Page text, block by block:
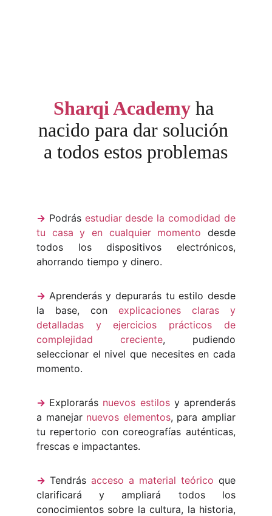
Sharqi Academy ha
nacido para dar solución
a todos estos problemas
-> Podrás estudiar desde la comodidad de
tu casa y en cualquier momento desde
todos los dispositivos electrónicos,
ahorrando tiempo y dinero.
-> Aprenderás y depurarás tu estilo desde
la base, con explicaciones claras y
detalladas y ejercicios prácticos de
complejidad creciente, pudiendo
seleccionar el nivel que necesites en cada
momento.
-> Explorarás nuevos estilosy aprenderás
a manejar nuevos elementos, para ampliar
tu repertorio con coreografías auténticas,
frescas e impactantes.
-> Tendrás acceso a material teórico que
clarificará y ampliará todos los
conocimientos sobre la cultura, la historia,